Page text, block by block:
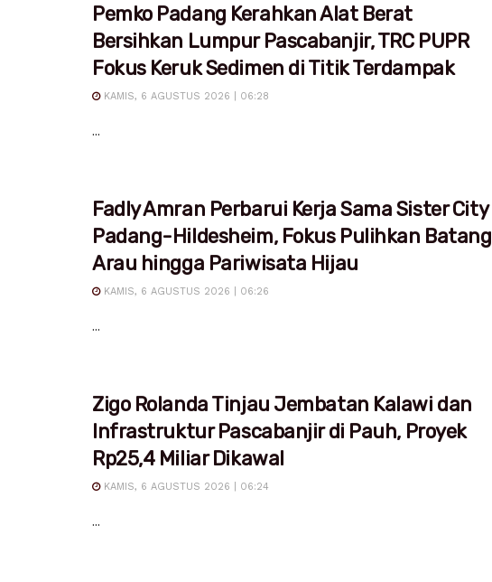
Pemko Padang Kerahkan Alat Berat
Bersihkan Lumpur Pascabanjir, TRC PUPR
Fokus Keruk Sedimen di Titik Terdampak
KAMIS, 6 AGUSTUS 2026 | 06:28
...
Fadly Amran Perbarui Kerja Sama Sister City
Padang-Hildesheim, Fokus Pulihkan Batang
Arau hingga Pariwisata Hijau
KAMIS, 6 AGUSTUS 2026 | 06:26
...
Zigo Rolanda Tinjau Jembatan Kalawi dan
Infrastruktur Pascabanjir di Pauh, Proyek
Rp25,4 Miliar Dikawal
KAMIS, 6 AGUSTUS 2026 | 06:24
...